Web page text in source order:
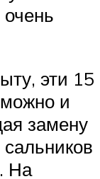
эти 15
и
замену
На